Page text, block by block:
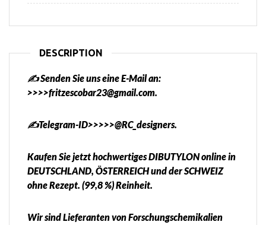
DESCRIPTION
✍️ Senden Sie uns eine E-Mail an:
>>>>fritzescobar23@gmail.com.
✍️Telegram-ID>>>>>@RC_designers.
Kaufen Sie jetzt hochwertiges DIBUTYLON online in
DEUTSCHLAND, ÖSTERREICH und der SCHWEIZ
ohne Rezept. (99,8 %) Reinheit.
Wir sind Lieferanten von Forschungschemikalien